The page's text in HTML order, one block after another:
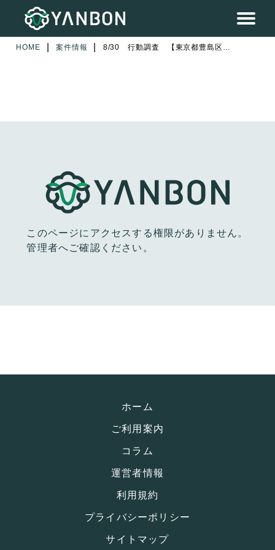
HOME 案件情報 8/30 行動調査 【東京都豊島区】 2日目
このページにアクセスする権限がありません。
管理者へご確認ください。
ホーム
ご利用案内
コラム
運営者情報
利用規約
プライバシーポリシー
サイトマップ